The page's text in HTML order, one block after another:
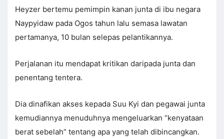
Heyzer bertemu pemimpin kanan junta di ibu negara
Naypyidaw pada Ogos tahun lalu semasa lawatan
pertamanya, 10 bulan selepas pelantikannya.
Perjalanan itu mendapat kritikan daripada junta dan
penentang tentera.
Dia dinafikan akses kepada Suu Kyi dan pegawai junta
kemudiannya menuduhnya mengeluarkan “kenyataan
berat sebelah” tentang apa yang telah dibincangkan.